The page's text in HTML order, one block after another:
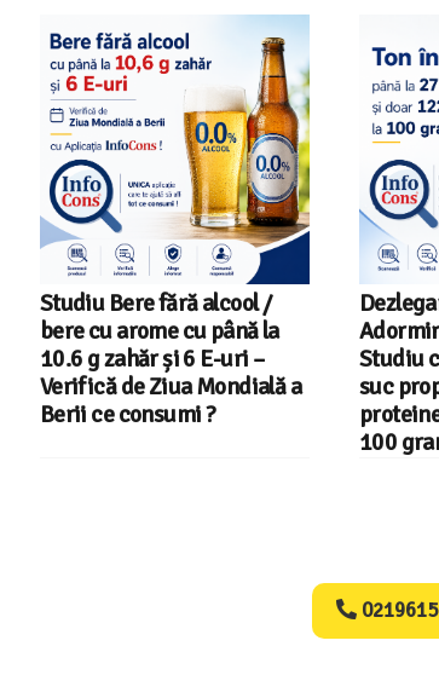
/
la
uri –
a
Dezlegare la pește în Postul
Adormirii Maicii Domnului !
Studiu comparativ – Ton în
suc propriu : până la 27 g
proteine și doar 122 kcal la
0219615